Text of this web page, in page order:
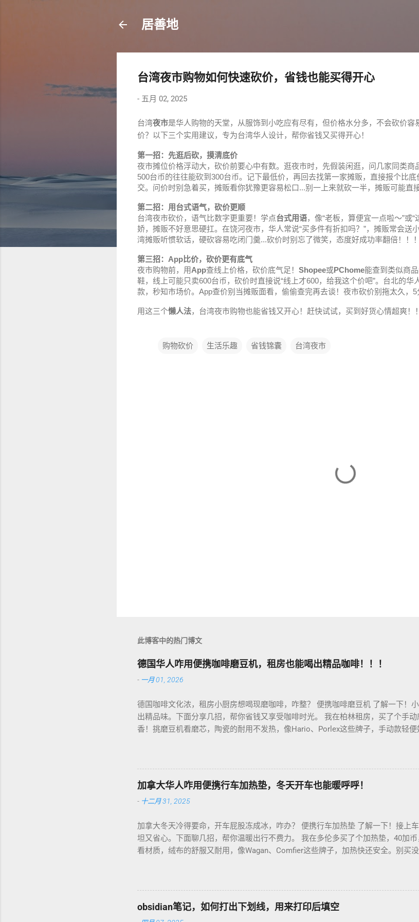
居善地
台湾夜市购物如何快速砍价，省钱也能买得开心
- 五月 02, 2025
台湾夜市是华人购物的天堂，从服饰到小吃应有尽有，但价格水分多，不会砍价容
价？以下三个实用建议，专为台湾华人设计，帮你省钱又买得开心！
第一招：先逛后砍，摸清底价
夜市摊位价格浮动大，砍价前要心中有数。逛夜市时，先假装闲逛，问几家同类
500台币的往往能砍到300台币。记下最低价，再回去找第一家摊贩，直接报个比
交。问价时别急着买，摊贩看你犹豫更容易松口...别一上来就砍一半，摊贩可能直
第二招：用台式语气，砍价更顺
台湾夜市砍价，语气比数字更重要！学点台式用语，像“老板，算便宜一点啦～”或
娇，摊贩不好意思硬扛。在饶河夜市，华人常说“买多件有折扣吗？”，摊贩常会送
湾摊贩听惯软话，硬砍容易吃闭门羹...砍价时别忘了微笑，态度好成功率翻倍！！！
第三招：App比价，砍价更有底气
夜市购物前，用App查线上价格，砍价底气足！ Shopee或PChome能查到类似商
鞋，线上可能只卖600台币，砍价时直接说“线上才600，给我这个价吧”。台北的华
款，秒知市场价。App查价别当摊贩面看，偷偷查完再去谈！夜市砍价别拖太久，
用这三个懒人法，台湾夜市购物也能省钱又开心！赶快试试，买到好货心情超爽！
购物砍价 生活乐趣 省钱锦囊 台湾夜市
此博客中的热门博文
德国华人咋用便携咖啡磨豆机，租房也能喝出精品咖啡！！！
- 一月 01, 2026
德国咖啡文化浓，租房小厨房想喝现磨咖啡，咋整？ 便携咖啡磨豆机 了解一下！
出精品味。下面分享几招，帮你省钱又享受咖啡时光。 我在柏林租房，买了个手
香！挑磨豆机看磨芯，陶瓷的耐用不发热，像Hario、Porlex这些牌子，手动款轻便
每周磨一次，存密封罐，早上冲杯咖啡，香到飞起！德国超市咖啡豆贵，网购
货。 便携咖啡磨豆机 让德国华人租房也能喝精品咖啡，赶紧试试，生活更有味！
加拿大华人咋用便携行车加热垫，冬天开车也能暖呼呼！
- 十二月 31, 2025
加拿大冬天冷得要命，开车屁股冻成冰，咋办？ 便携行车加热垫 了解一下！接上
坦又省心。下面聊几招，帮你温暖出行不费力。 我在多伦多买了个加热垫，40加
看材质，绒布的舒服又耐用，像Wagan、Comfier这些牌子，加热快还安全。别买
天开车，加热垫开低档，20分钟省油又暖和。搭配个方向盘套，手也不冻，安全
币能淘好货。 便携行车加热垫 让加拿大华人冬天开车暖呼呼，赶紧入手，出行更舒
obsidian笔记，如何打出下划线，用来打印后填空